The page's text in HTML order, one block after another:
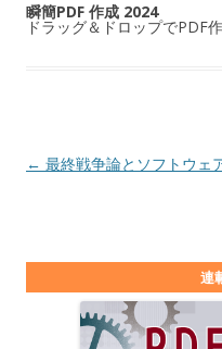
瞬簡PDF 作成 2024
ドラッグ＆ドロップでPDF
投稿ナビゲーション
← 最終戦争論とソフトウェ
連